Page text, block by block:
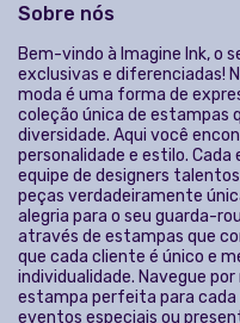
Acompanhe-nos: